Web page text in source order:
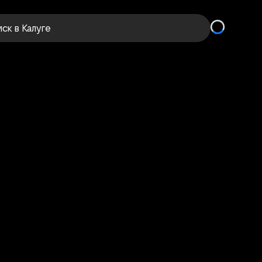
в Калуге